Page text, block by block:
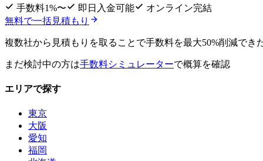
手数料1%〜 即日入金可能
オンライン完結
無料で一括見積もり
複数社から見積もりを取ることで手数料を最大50%削減でき
まだ検討中の方は手数料シミュレーターで概算を確認
エリアで探す
東京
大阪
愛知
福岡